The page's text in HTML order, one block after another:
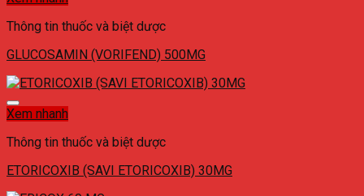
Thông tin thuốc và biệt dược
GLUCOSAMIN (VORIFEND) 500MG
Xem nhanh
Thông tin thuốc và biệt dược
ETORICOXIB (SAVI ETORICOXIB) 30MG